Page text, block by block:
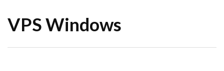
VPS Windows